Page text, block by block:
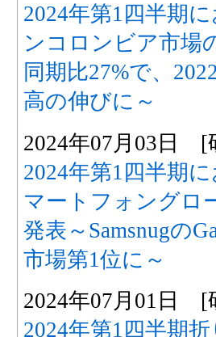
2024年第1四半期
ンコロンビア市場
同期比27%で、
高の伸びに～
2024年07月03日 [
2024年第1四半期
マートフォングロ
発表～Samsnugの
市場第1位に～
2024年07月01日 [
2024年第1四半期